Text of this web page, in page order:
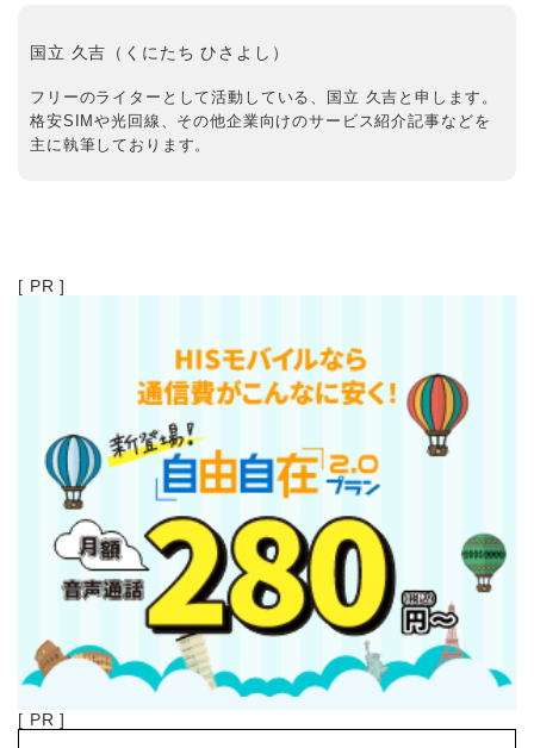
国立 久吉（くにたち ひさよし）
フリーのライターとして活動している、国立 久吉と申します。
格安SIMや光回線、その他企業向けのサービス紹介記事などを
主に執筆しております。
[ PR ]
[ PR ]